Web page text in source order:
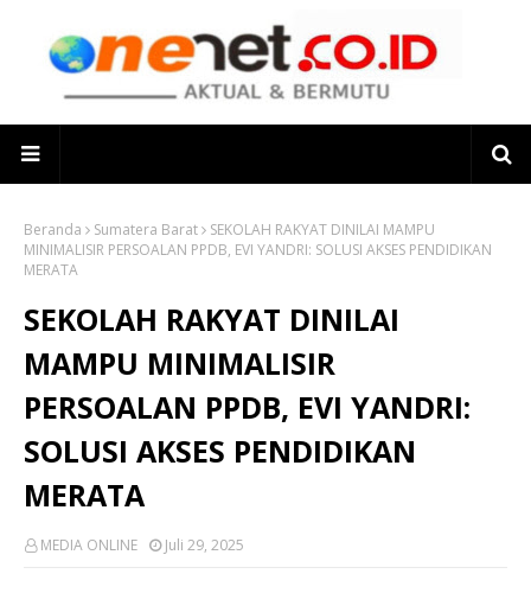
Beranda Sumatera Barat
SEKOLAH RAKYAT DINILAI MAMPU
MINIMALISIR PERSOALAN PPDB, EVI YANDRI: SOLUSI AKSES PENDIDIKAN
MERATA
SEKOLAH RAKYAT DINILAI
MAMPU MINIMALISIR
PERSOALAN PPDB, EVI YANDRI:
SOLUSI AKSES PENDIDIKAN
MERATA
MEDIA ONLINE Juli 29, 2025